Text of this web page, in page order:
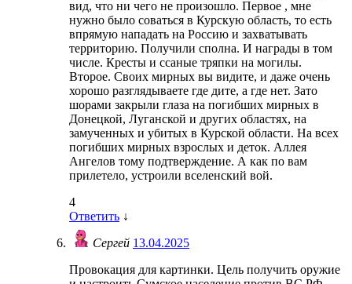
вид, что ни чего не произошло. Первое , мне
нужно было соваться в Курскую область, то есть
впрямую нападать на Россию и захватывать
территорию. Получили сполна. И награды в том
числе. Кресты и ссаные тряпки на могилы.
Второе. Своих мирных вы видите, и даже очень
хорошо разглядываете где дите, а где нет. Зато
шорами закрыли глаза на погибших мирных в
Донецкой, Луганской и других областях, на
замученных и убитых в Курской области. На всех
погибших мирных взрослых и деток. Аллея
Ангелов тому подтверждение. А как по вам
прилетело, устроили вселенский вой.
4
Ответить ↓
Сергей 13.04.2025
Провокация для картинки. Цель получить оружие